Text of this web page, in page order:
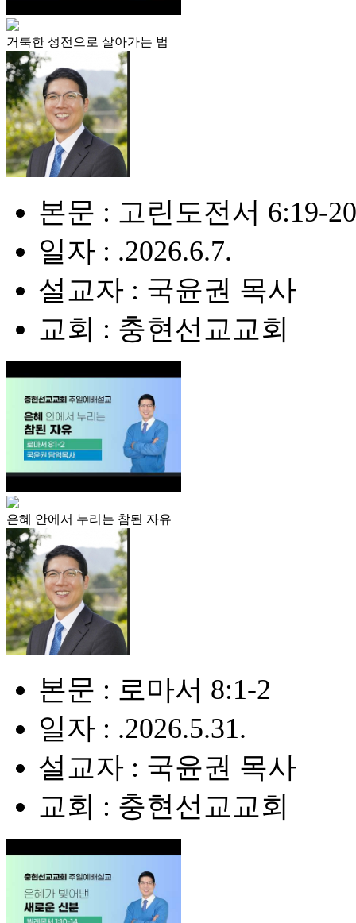
거룩한 성전으로 살아가는 법
본문 : 고린도전서 6:19-20
일자 : .2026.6.7.
설교자 : 국윤권 목사
교회 : 충현선교교회
은혜 안에서 누리는 참된 자유
본문 : 로마서 8:1-2
일자 : .2026.5.31.
설교자 : 국윤권 목사
교회 : 충현선교교회